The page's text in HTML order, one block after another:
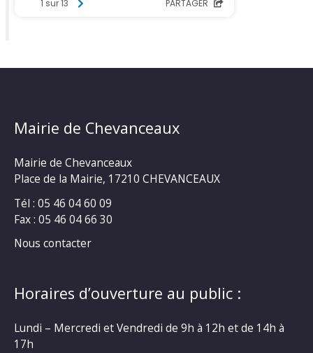
Mairie de Chevanceaux
Mairie de Chevanceaux
Place de la Mairie, 17210 CHEVANCEAUX
Tél : 05 46 04 60 09
Fax : 05 46 04 66 30
Nous contacter
Horaires d’ouverture au public :
Lundi – Mercredi et Vendredi de 9h à 12h et de 14h à
17h